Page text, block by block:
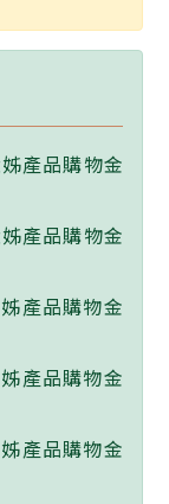
產品購物金
產品購物金
產品購物金
產品購物金
產品購物金